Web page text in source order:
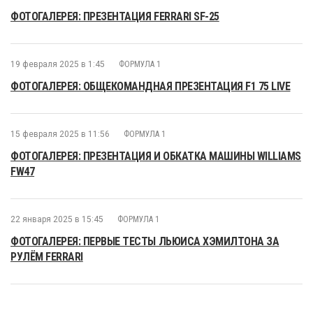
ФОТОГАЛЕРЕЯ: ПРЕЗЕНТАЦИЯ FERRARI SF-25
19 февраля 2025 в 1:45 ФОРМУЛА 1
ФОТОГАЛЕРЕЯ: ОБЩЕКОМАНДНАЯ ПРЕЗЕНТАЦИЯ F1 75 LIVE
15 февраля 2025 в 11:56 ФОРМУЛА 1
ФОТОГАЛЕРЕЯ: ПРЕЗЕНТАЦИЯ И ОБКАТКА МАШИНЫ WILLIAMS
FW47
22 января 2025 в 15:45 ФОРМУЛА 1
ФОТОГАЛЕРЕЯ: ПЕРВЫЕ ТЕСТЫ ЛЬЮИСА ХЭМИЛТОНА ЗА
РУЛЁМ FERRARI